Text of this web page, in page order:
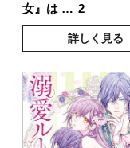
女』は … 2
詳しく見る